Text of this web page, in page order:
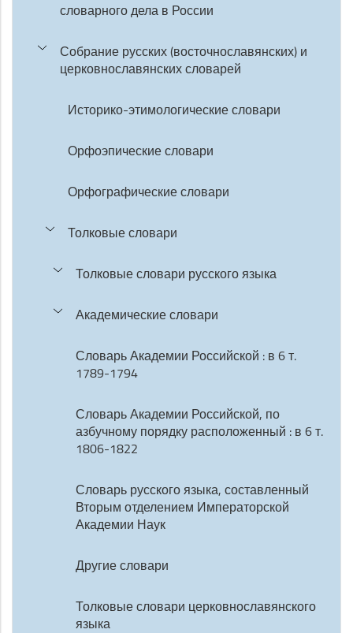
словарного дела в России
Собрание русских (восточнославянских) и
церковнославянских словарей
Историко-этимологические словари
Орфоэпические словари
Орфографические словари
Толковые словари
Толковые словари русского языка
Академические словари
Словарь Академии Российской : в 6 т.
1789-1794
Словарь Академии Российской, по
азбучному порядку расположенный : в 6 т.
1806-1822
Словарь русского языка, составленный
Вторым отделением Императорской
Академии Наук
Другие словари
Толковые словари церковнославянского
языка